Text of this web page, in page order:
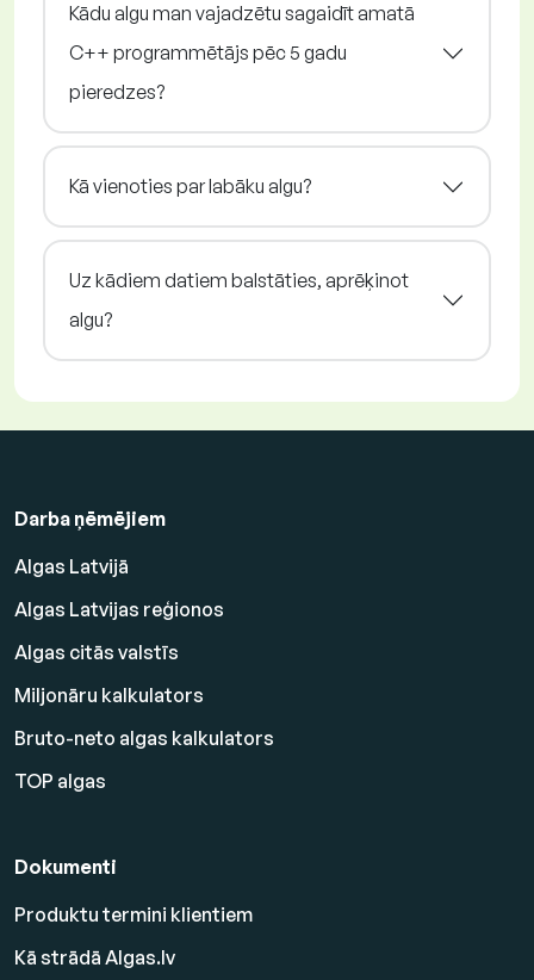
Kādu algu man vajadzētu sagaidīt amatā
C++ programmētājs pēc 5 gadu
pieredzes?
Kā vienoties par labāku algu?
Uz kādiem datiem balstāties, aprēķinot
algu?
Darba ņēmējiem
Algas Latvijā
Algas Latvijas reģionos
Algas citās valstīs
Miljonāru kalkulators
Bruto-neto algas kalkulators
TOP algas
Dokumenti
Produktu termini klientiem
Kā strādā Algas.lv